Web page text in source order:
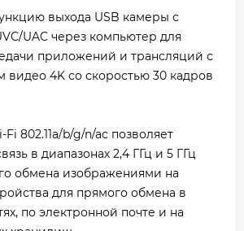
выхода USB камеры с
UAC через компьютер для
приложений и трансляций с
видео 4K со скоростью 30 кадров
802.11a/b/g/n/ac позволяет
в диапазонах 2,4 ГГц и 5 ГГц
обмена изображениями на
для прямого обмена в
по электронной почте и на